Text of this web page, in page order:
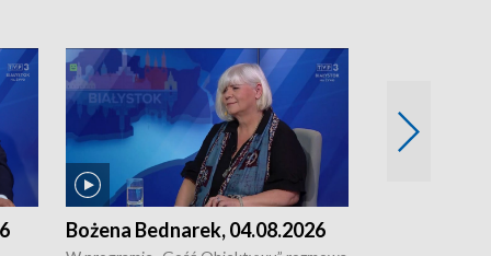
Bożena Bednarek, 04.08.2026